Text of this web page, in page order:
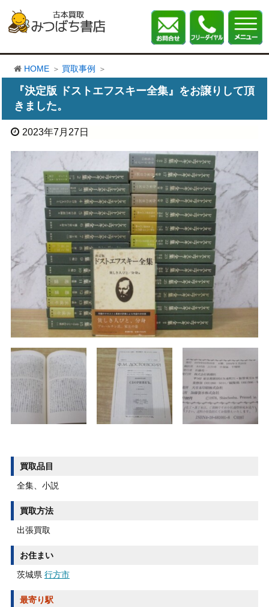
HOME 買取事例
『決定版 ドストエフスキー全集』をお譲りして頂
きました。
2023年7月27日
買取品目
全集、小説
買取方法
出張買取
お住まい
茨城県 行方市
最寄り駅